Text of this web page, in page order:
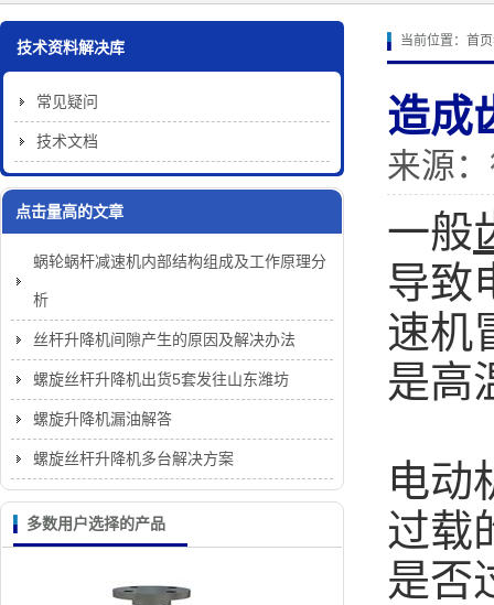
当前位置： 首页
造成
来源：
一般
导致
速机
是高
电动
过载
是否
技术资料解决库
常见疑问
技术文档
点击量高的文章
蜗轮蜗杆减速机内部结构组成及工作原理分
析
丝杆升降机间隙产生的原因及解决办法
螺旋丝杆升降机出货5套发往山东潍坊
螺旋升降机漏油解答
螺旋丝杆升降机多台解决方案
多数用户选择的产品